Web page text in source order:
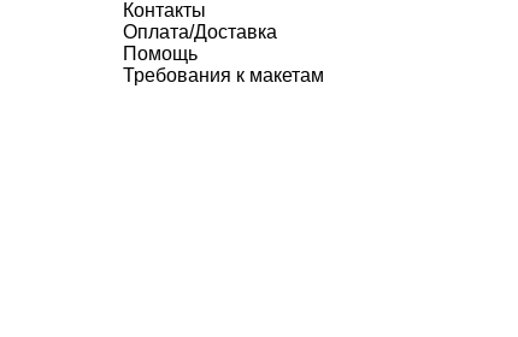
Контакты
Оплата/Доставка
Помощь
Требования к макетам